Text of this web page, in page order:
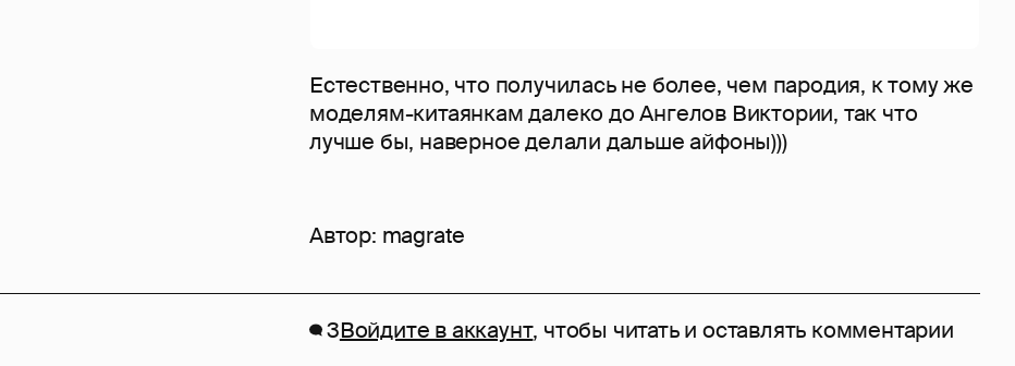
Естественно, что получилась не более, чем пародия, к тому же
моделям-китаянкам далеко до Ангелов Виктории, так что
лучше бы, наверное делали дальше айфоны)))
Автор: magrate
3Войдите в аккаунт, чтобы читать и оставлять комментарии